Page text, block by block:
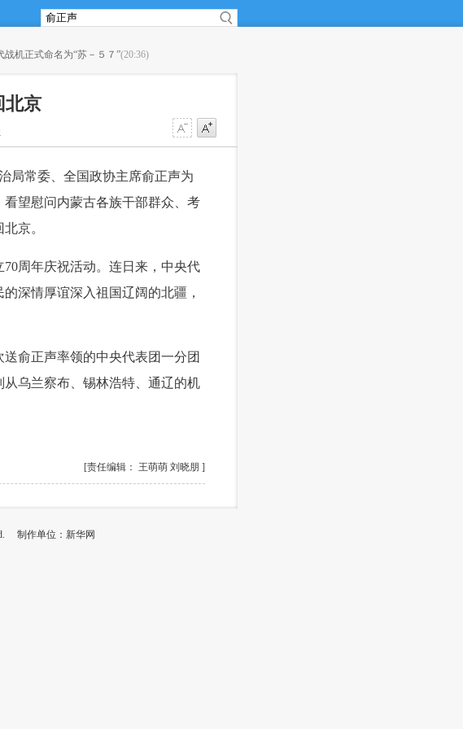
式命名为“苏－５７” (20:36)
北京
常委、全国政协主席俞正声为
望慰问内蒙古各族干部群众、考
京。
周年庆祝活动。连日来，中央代
深情厚谊深入祖国辽阔的北疆，
俞正声率领的中央代表团一分团
乌兰察布、锡林浩特、通辽的机
[责任编辑： 王萌萌 刘晓朋 ]
制作单位：新华网